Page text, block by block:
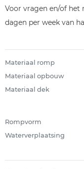
Voor vragen en/of het
dagen per week van
Materiaal romp
Materiaal opbouw
Materiaal dek
Rompvorm
Waterverplaatsing